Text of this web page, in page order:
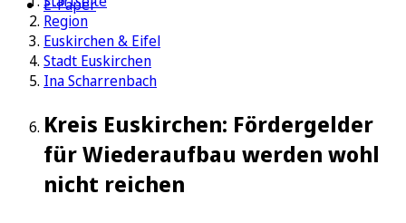
E-Paper
Region
Euskirchen & Eifel
Stadt Euskirchen
Ina Scharrenbach
Kreis Euskirchen: Fördergelder
für Wiederaufbau werden wohl
nicht reichen